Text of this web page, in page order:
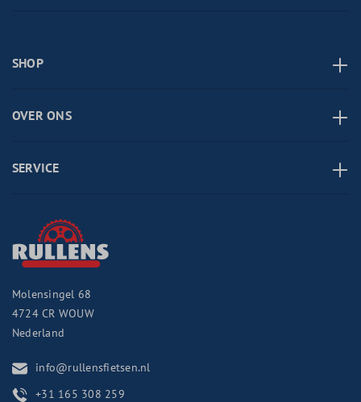
SHOP
OVER ONS
SERVICE
Molensingel 68
4724 CR WOUW
Nederland
info@rullensfietsen.nl
+31 165 308 259